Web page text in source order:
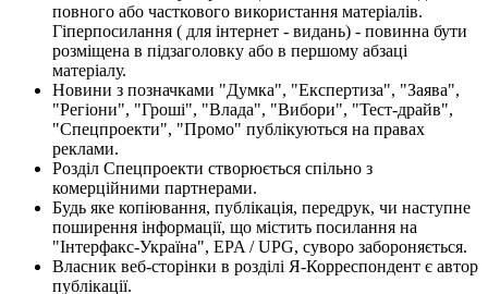
повного або часткового використання матеріалів.
Гіперпосилання ( для інтернет - видань) - повинна бути
розміщена в підзаголовку або в першому абзаці
матеріалу.
Новини з позначками "Думка", "Експертиза", "Заява",
"Регіони", "Гроші", "Влада", "Вибори", "Тест-драйв",
"Спецпроекти", "Промо" публікуються на правах
реклами.
Розділ Спецпроекти створюється спільно з
комерційними партнерами.
Будь яке копіювання, публікація, передрук, чи наступне
поширення інформації, що містить посилання на
"Інтерфакс-Україна", EPA / UPG, суворо забороняється.
Власник веб-сторінки в розділі Я-Корреспондент є автор
публікації.